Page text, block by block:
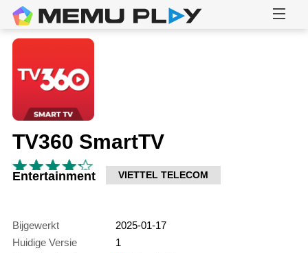
TV360 SmartTV
Entertainment VIETTEL TELECOM
Bijgewerkt
2025-01-17
Huidige Versie
1